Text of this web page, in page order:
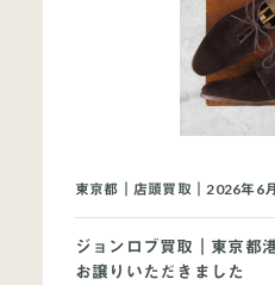
東京都｜店頭買取｜2026年6
ジョンロブ買取｜東京都
お譲りいただきました